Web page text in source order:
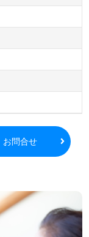
ロあおまだ
営です。大阪
老人保健施
プホーム、サー
ーム等を展開
利厚生、明る
！◎
す。デイサー
導士、メディ
アクアリハビ
い』『明るく
を感じながら
働きたい』等
、吹田市、豊
お問合せ